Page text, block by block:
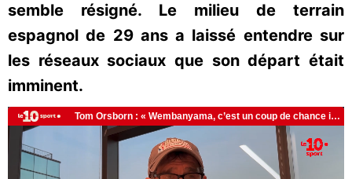
semble résigné. Le milieu de terrain
espagnol de 29 ans a laissé entendre sur
les réseaux sociaux que son départ était
imminent.